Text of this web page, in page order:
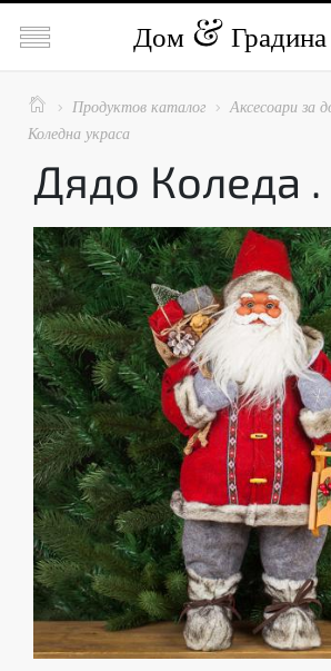
 Дом Градина
  Продуктов каталог  Аксесоари за
Коледна украса
Дядо Коледа .